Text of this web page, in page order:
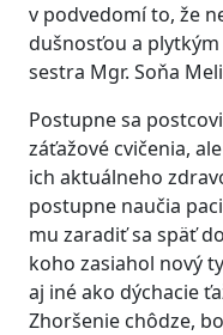
v podvedomí to, že
dušnosťou a
sestra Mgr. Soňa
Postupne sa
záťažové cvičenia,
ich aktuálneho
postupne naučia
mu zaradiť sa späť
koho zasiahol nový
aj iné ako dýchacie
Zhoršenie chôdze,